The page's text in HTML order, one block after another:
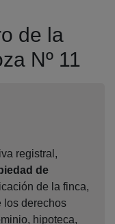
de la
Nº 11
registral,
de
de la finca,
los derechos
hipoteca,